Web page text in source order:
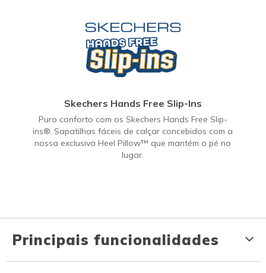
Skechers Hands Free Slip-Ins
Puro conforto com os Skechers Hands Free Slip-
ins®. Sapatilhas fáceis de calçar concebidos com a
nossa exclusiva Heel Pillow™ que mantém o pé no
lugar.
Principais funcionalidades